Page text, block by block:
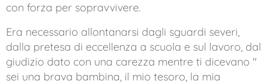
con forza per sopravvivere.
Era necessario allontanarsi dagli sguardi severi,
dalla pretesa di eccellenza a scuola e sul lavoro, dal
giudizio dato con una carezza mentre ti dicevano "
sei una brava bambina, il mio tesoro, la mia